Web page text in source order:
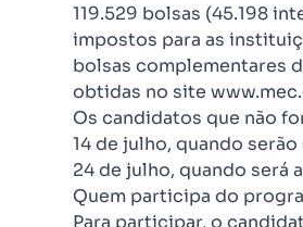
119.529 bolsas (45.198
impostos para as
bolsas complementares
obtidas no site
Os candidatos que não
14 de julho, quando
24 de julho, quando será
Quem participa do
Para participar, o